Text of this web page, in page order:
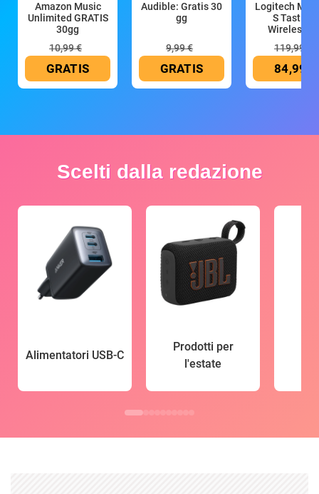
Amazon Music
Unlimited GRATIS
30gg
10,99 €
GRATIS
Audible: Gratis 30
gg
9,99 €
GRATIS
Logitech MX
S Tastiera
Wireless
119,99 €
84,99 €
Scelti dalla redazione
Alimentatori USB-C
Prodotti per
l'estate